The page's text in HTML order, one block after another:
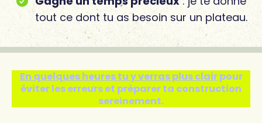
tout ce dont tu as besoin sur un plateau.
En quelques heures tu y verras plus clairpour
éviter les erreurs et préparer ta construction
sereinement.